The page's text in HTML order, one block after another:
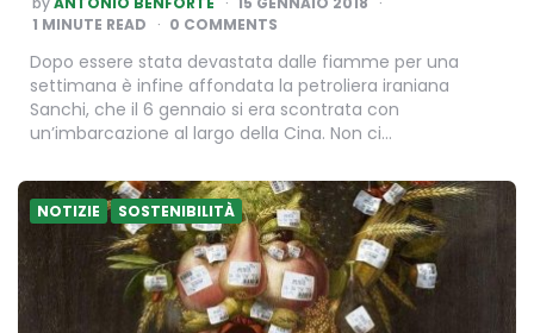
BY
1 MINUTE READ 0 COMMENTS
Dopo essere stata devastata dalle fiamme per una
settimana è infine affondata la petroliera iraniana
Sanchi, che il 6 gennaio si era scontrata con
un’imbarcazione al largo della Cina. Non ci…
NOTIZIE SOSTENIBILITÀ